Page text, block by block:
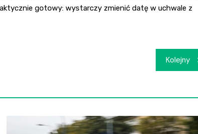
gotowy: wystarczy zmienić datę w uchwale z
Kolejny